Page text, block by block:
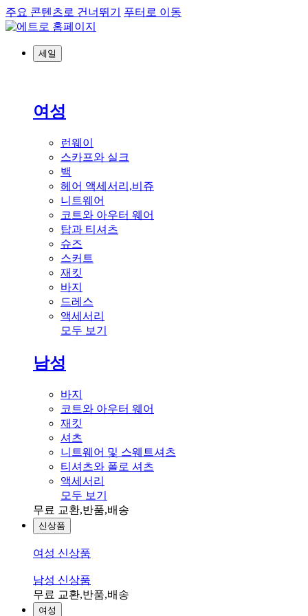
주요 콘텐츠로 건너뛰기 푸터로 이동
세일
여성
런웨이
스카프와 실크
백
헤어 액세서리,비쥬
니트웨어
코트와 아우터 웨어
탑과 티셔츠
슈즈
스커트
재킷
바지
드레스
액세서리
모두 보기
남성
바지
코트와 아우터 웨어
재킷
셔츠
니트웨어 및 스웨트셔츠
티셔츠와 폴로 셔츠
액세서리
모두 보기
무료 교환,반품,배송
신상품
여성 신상품
남성 신상품
무료 교환,반품,배송
여성